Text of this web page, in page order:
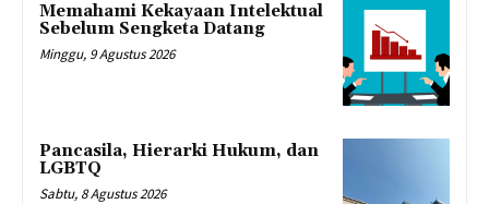
Memahami Kekayaan Intelektual
Sebelum Sengketa Datang
Minggu, 9 Agustus 2026
Pancasila, Hierarki Hukum, dan
LGBTQ
Sabtu, 8 Agustus 2026